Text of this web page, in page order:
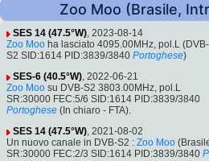
Zoo Moo (Brasile,
SES 14 (47.5°W), 2023-08-14
Zoo Moo ha lasciato 4095.00MHz, pol.L (DVB-
S2 SID:1614 PID:3839/3840 Portoghese)
SES-6 (40.5°W), 2022-06-21
Zoo Moo su DVB-S2 3803.00MHz, pol.L
SR:30000 FEC:5/6 SID:1614 PID:3839/3840
Portoghese (In chiaro - FTA).
SES 14 (47.5°W), 2021-08-02
Un nuovo canale in DVB-S2 : Zoo Moo
SR:30000 FEC:2/3 SID:1614 PID:3839/3840